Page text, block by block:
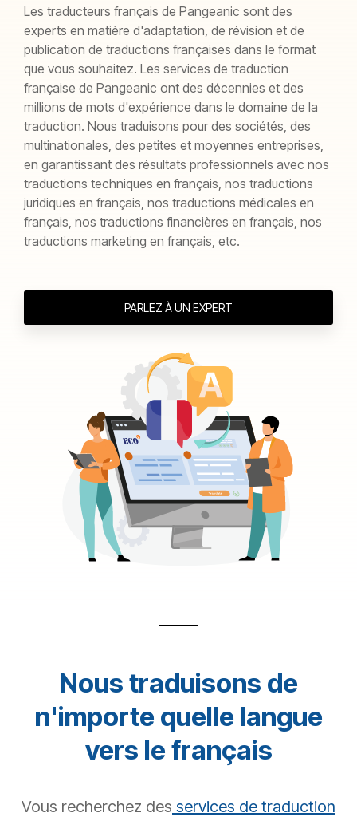
Les traducteurs français de Pangeanic sont des
experts en matière d'adaptation, de révision et de
publication de traductions françaises dans le format
que vous souhaitez. Les services de traduction
française de Pangeanic ont des décennies et des
millions de mots d'expérience dans le domaine de la
traduction. Nous traduisons pour des sociétés, des
multinationales, des petites et moyennes entreprises,
en garantissant des résultats professionnels avec nos
traductions techniques en français, nos traductions
juridiques en français, nos traductions médicales en
français, nos traductions financières en français, nos
traductions marketing en français, etc.
PARLEZ À UN EXPERT
Nous traduisons de
n'importe quelle langue
vers le français
Vous recherchez des services de traduction